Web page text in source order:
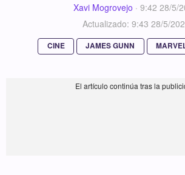
Xavi Mogrovejo · 9:42 28/5/
Actualizado: 9:43 28/5/
CINE JAMES GUNN